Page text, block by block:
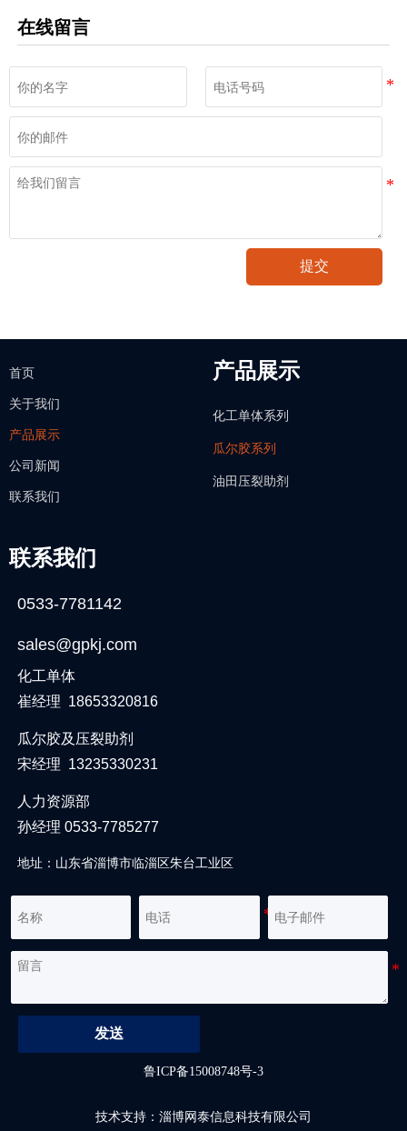
在线留言
提交
首页
关于我们
产品展示
公司新闻
联系我们
产品展示
化工单体系列
瓜尔胶系列
油田压裂助剂
联系我们
0533-7781142
sales@gpkj.com
化工单体
崔经理 18653320816
瓜尔胶及压裂助剂
宋经理 13235330231
人力资源部
孙经理 0533-7785277
地址：山东省淄博市临淄区朱台工业区
发送
鲁ICP备15008748号-3
技术支持：淄博网泰信息科技有限公司